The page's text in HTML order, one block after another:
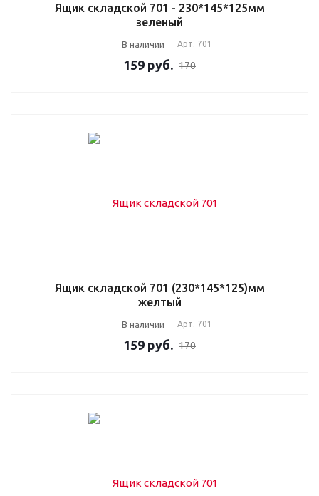
Ящик складской 701 - 230*145*125мм
зеленый
В наличии Арт. 701
159 руб. 170
Ящик складской 701 (230*145*125)мм
желтый
В наличии Арт. 701
159 руб. 170